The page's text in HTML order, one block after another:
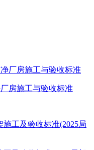
房施工与验收标准